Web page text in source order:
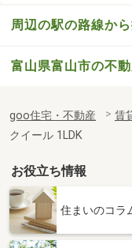
周辺の駅の路線か
富山県富山市の不
goo住宅・不動産 賃
クイール 1LDK
お役立ち情報
住まいのコラ